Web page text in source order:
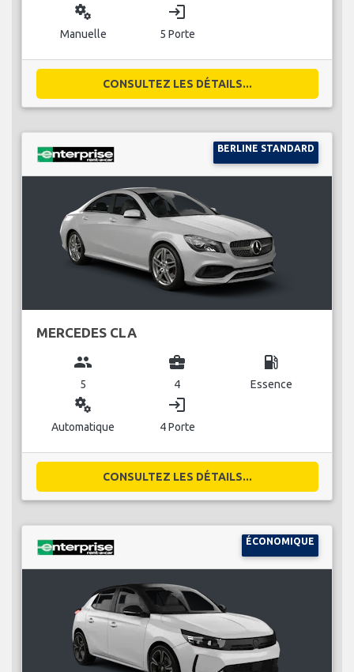
miscellaneous_services
Manuelle
login
5 Porte
CONSULTEZ LES DÉTAILS...
BERLINE STANDARD
MERCEDES CLA
group
5
business_center
4
local_gas_station
Essence
miscellaneous_services
Automatique
login
4 Porte
CONSULTEZ LES DÉTAILS...
ÉCONOMIQUE